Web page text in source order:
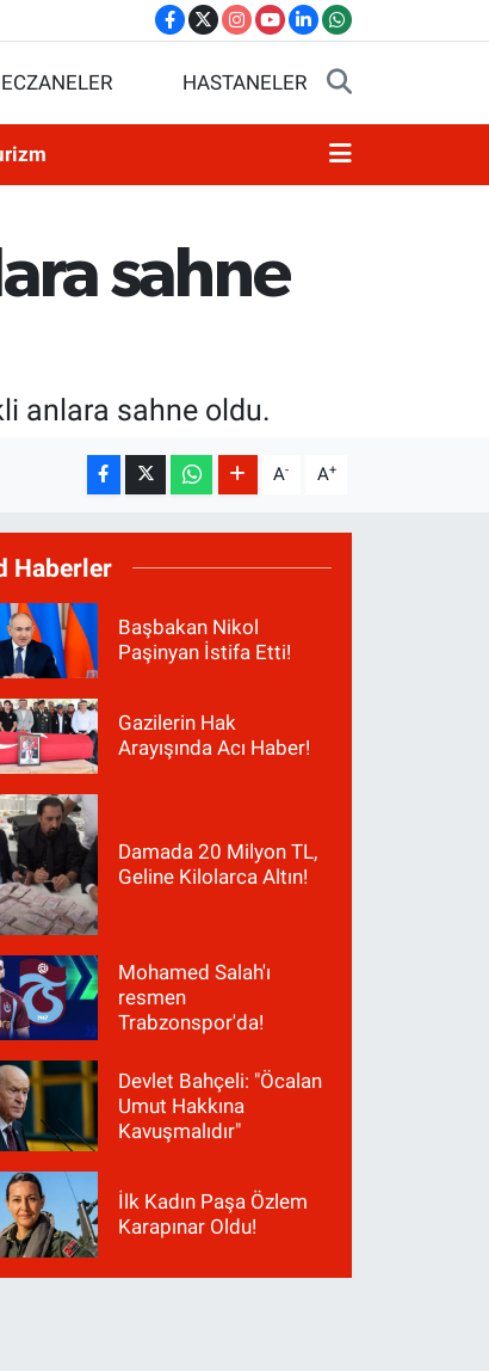
HASTANELER
sahne
anlara sahne oldu.
A- A+
Haberler
Başbakan Nikol
Paşinyan İstifa Etti!
Gazilerin Hak
Arayışında Acı Haber!
Damada 20 Milyon TL,
Geline Kilolarca Altın!
Mohamed Salah'ı
resmen
Trabzonspor'da!
Devlet Bahçeli: "Öcalan
Umut Hakkına
Kavuşmalıdır"
İlk Kadın Paşa Özlem
Karapınar Oldu!